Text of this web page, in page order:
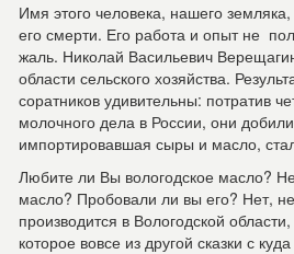
Имя этого человека, нашего
его смерти. Его работа и опыт не
жаль. Николай Васильевич
области сельского хозяйства.
соратников удивительны: потратив
молочного дела в России, они
импортировавшая сыры и масло,
Любите ли Вы вологодское масло?
масло? Пробовали ли вы его? Нет,
производится в Вологодской
которое вовсе из другой сказки с